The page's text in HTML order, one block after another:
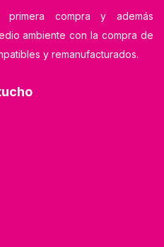
compra y además
ambiente con la compra de
y remanufacturados.